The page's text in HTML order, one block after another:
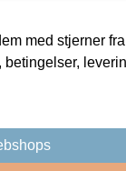
med stjerner